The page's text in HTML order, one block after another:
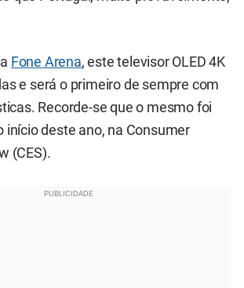
Fone Arena, este televisor OLED 4K
e será o primeiro de sempre com
Recorde-se que o mesmo foi
início deste ano, na Consumer
(CES).